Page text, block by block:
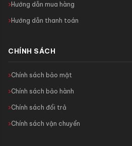
Hướng dẫn mua hàng
Hướng dẫn thanh toán
CHÍNH SÁCH
Chính sách bảo mật
Chính sách bảo hành
Chính sách đổi trả
Chính sách vận chuyển